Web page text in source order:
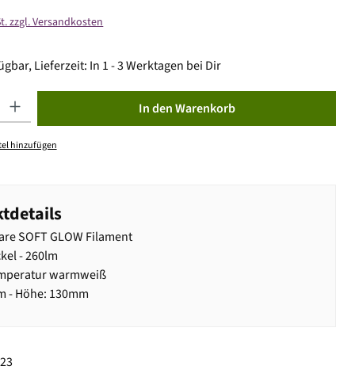
zzgl. Versandkosten
Lieferzeit: In 1 - 3 Werktagen bei Dir
In den Warenkorb
hinzufügen
SOFT GLOW Filament
- 260lm
warmweiß
- Höhe: 130mm